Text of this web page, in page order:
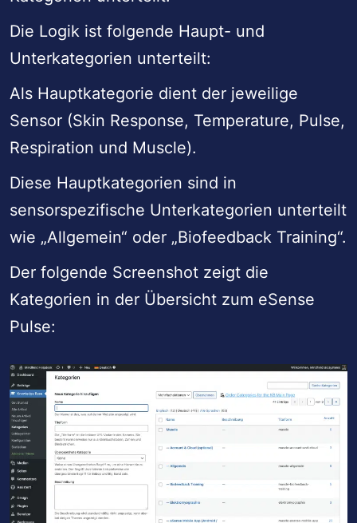
Die Logik ist folgende Haupt- und
Unterkategorien unterteilt:
Als Hauptkategorie dient der jeweilige
Sensor (Skin Response, Temperature, Pulse,
Respiration und Muscle).
Diese Hauptkategorien sind in
sensorspezifische Unterkategorien unterteilt
wie „Allgemein“ oder „Biofeedback Training“.
Der folgende Screenshot zeigt die
Kategorien in der Übersicht zum eSense
Pulse: